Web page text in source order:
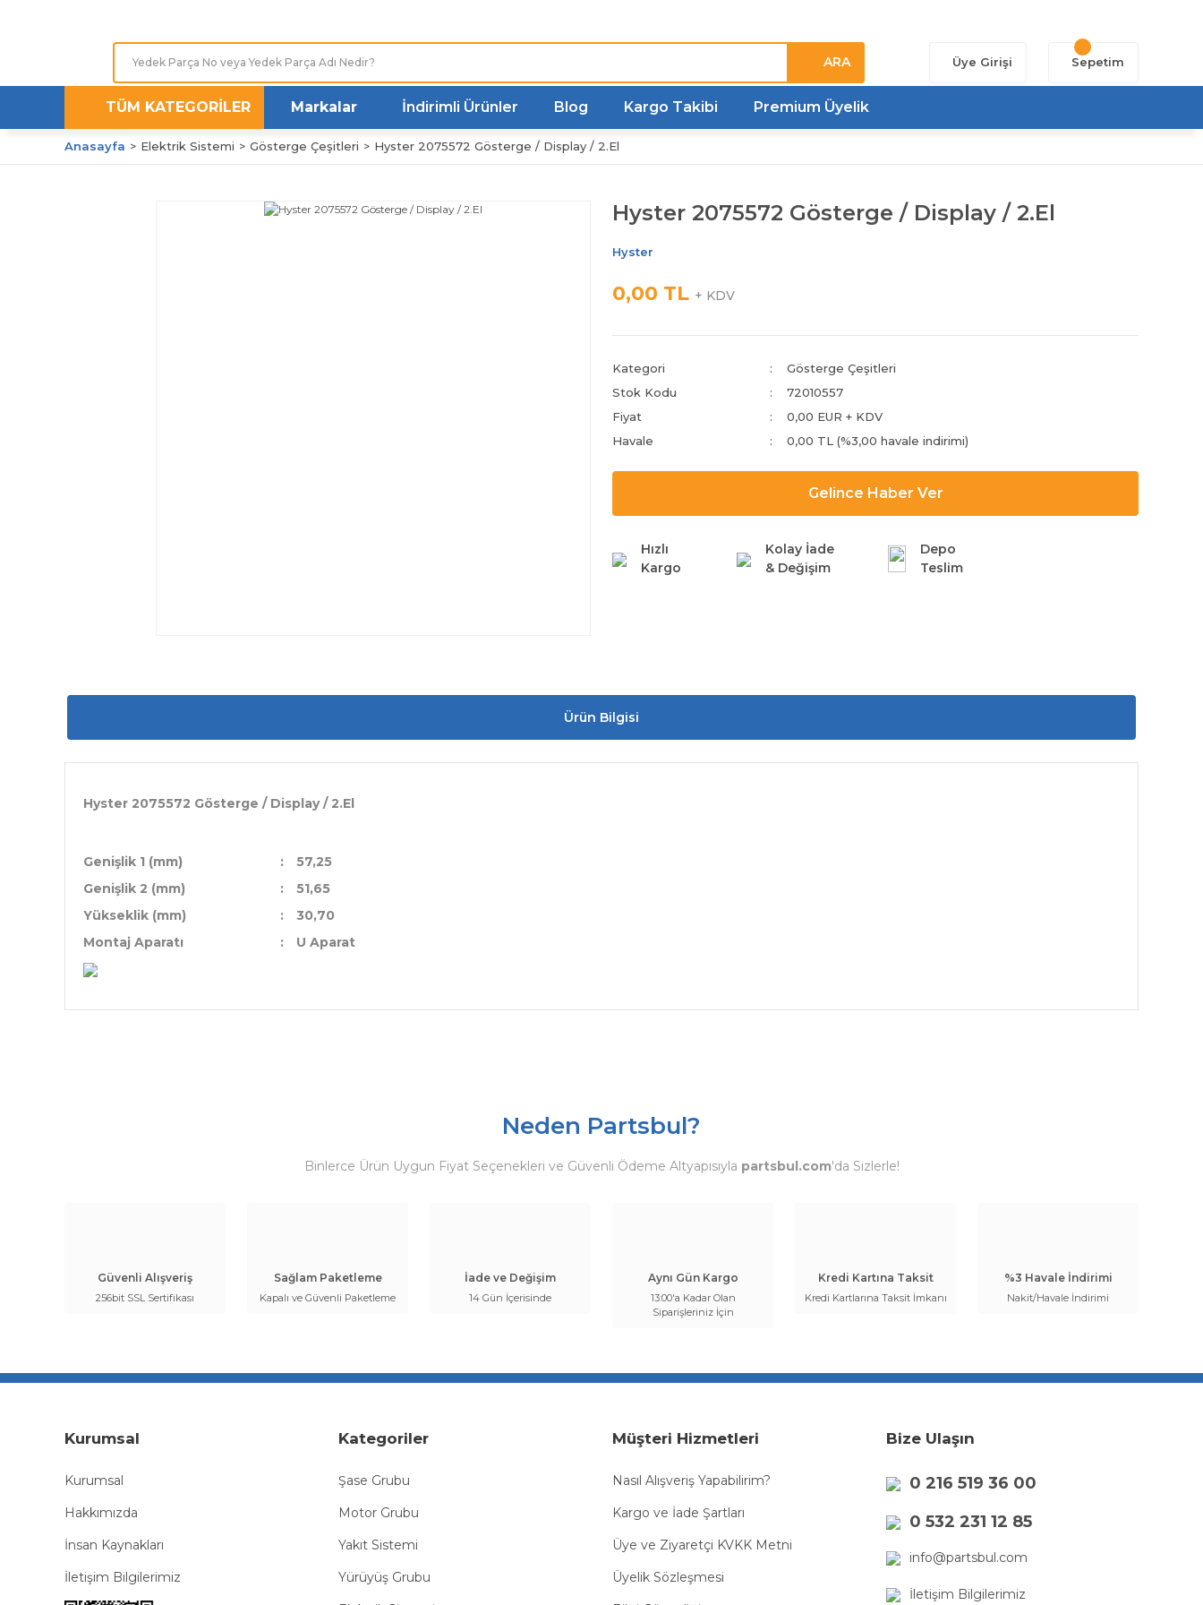
ARA Üye Girişi Sepetim
TÜM KATEGORİLER Markalar İndirimli Ürünler Blog Kargo Takibi Premium Üyelik
Anasayfa Elektrik Sistemi Gösterge Çeşitleri Hyster 2075572 Gösterge / Display / 2.El
Hyster 2075572 Gösterge / Display / 2.El
Hyster
0,00 TL + KDV
Kategori
Gösterge Çeşitleri
Stok Kodu
72010557
Fiyat
0,00 EUR + KDV
Havale
0,00 TL (%3,00 havale indirimi)
Gelince Haber Ver
Hızlı
Kargo
Kolay İade
& Değişim
Depo
Teslim
Ürün Bilgisi
Hyster 2075572 Gösterge / Display / 2.El
Genişlik 1 (mm) :
57,25
Genişlik 2 (mm)
:
51,65
Yükseklik (mm)
:
30,70
Montaj Aparatı
: U Aparat
Neden Partsbul?
Binlerce Ürün Uygun Fiyat Seçenekleri ve Güvenli Ödeme Altyapısıyla partsbul.com'da Sizlerle!
Güvenli Alışveriş
256bit SSL Sertifikası
Sağlam Paketleme
Kapalı ve Güvenli Paketleme
İade ve Değişim
14 Gün İçerisinde
Aynı Gün Kargo
13:00'a Kadar Olan
Siparişleriniz İçin
Kredi Kartına Taksit
Kredi Kartlarına Taksit İmkanı
%3 Havale İndirimi
Nakit/Havale İndirimi
Kurumsal
Kurumsal
Hakkımızda
İnsan Kaynakları
İletişim Bilgilerimiz
Kategoriler
Şase Grubu
Motor Grubu
Yakıt Sistemi
Yürüyüş Grubu
Müşteri Hizmetleri
Nasıl Alışveriş Yapabilirim?
Kargo ve İade Şartları
Üye ve Ziyaretçi KVKK Metni
Üyelik Sözleşmesi
Bize Ulaşın
0 216 519 36 00
0 532 231 12 85
info@partsbul.com
İletişim Bilgilerimiz